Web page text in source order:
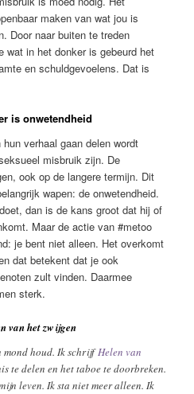
maken van wat jou is
Door naar buiten te treden
wat in het donker is gebeurd het
en schuldgevoelens. Dat is
is onwetendheid
verhaal gaan delen wordt
misbruik zijn. De
ook op de langere termijn. Dit
wapen: de onwetendheid.
dan is de kans groot dat hij of
Maar de actie van #metoo
je bent niet alleen. Het overkomt
dat betekent dat je ook
zult vinden. Daarmee
sterk.
van het zwijgen
mond houd. Ik schrijfHelen van
te delen en het taboe te doorbreken.
leven. Ik sta niet meer alleen. Ik